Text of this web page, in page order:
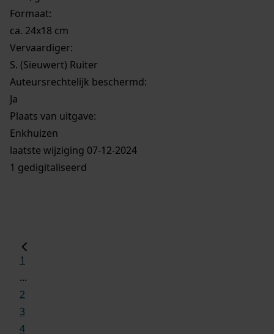
Formaat:
ca. 24x18 cm
Vervaardiger:
S. (Sieuwert) Ruiter
Auteursrechtelijk beschermd:
Ja
Plaats van uitgave:
Enkhuizen
laatste wijziging 07-12-2024
1 gedigitaliseerd
1
...
2
3
4